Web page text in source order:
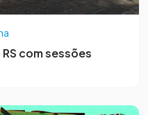
com sessões